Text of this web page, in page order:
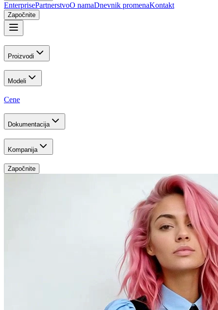
EnterprisePartnerstvoO namaDnevnik promenaKontakt
Započnite
Proizvodi
Modeli
Cene
Dokumentacija
Kompanija
Započnite